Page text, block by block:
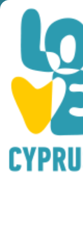
You are here:Home»
» MASON BAR
MASON BAR